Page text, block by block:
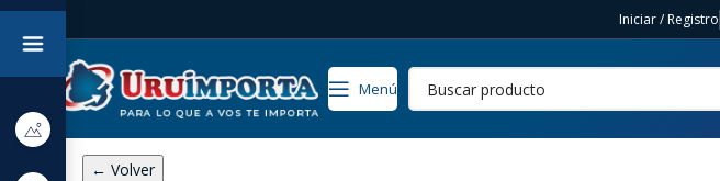
Iniciar / Registro
Menú
← Volver